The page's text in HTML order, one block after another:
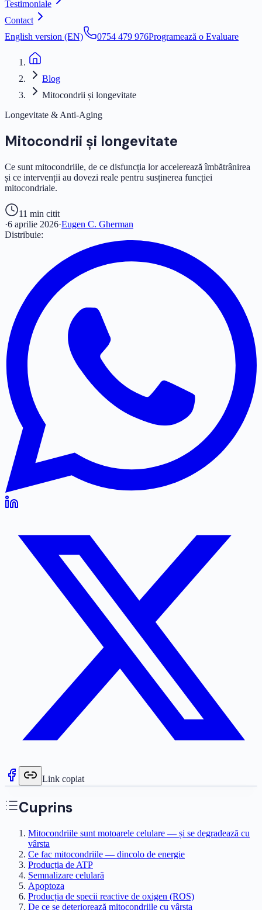
Testimoniale
Contact
English version (EN)
0754 479 976Programează o Evaluare
Blog
Mitocondrii și longevitate
Longevitate & Anti-Aging
Mitocondrii și longevitate
Ce sunt mitocondriile, de ce disfuncția lor accelerează îmbătrânirea
și ce intervenții au dovezi reale pentru susținerea funcției
mitocondriale.
11 min citit
·6 aprilie 2026·Eugen C. Gherman
Distribuie:
Link copiat
Cuprins
Mitocondriile sunt motoarele celulare — și se degradează cu
vârsta
Ce fac mitocondriile — dincolo de energie
Producția de ATP
Semnalizare celulară
Apoptoza
Producția de specii reactive de oxigen (ROS)
De ce se deteriorează mitocondriile cu vârsta